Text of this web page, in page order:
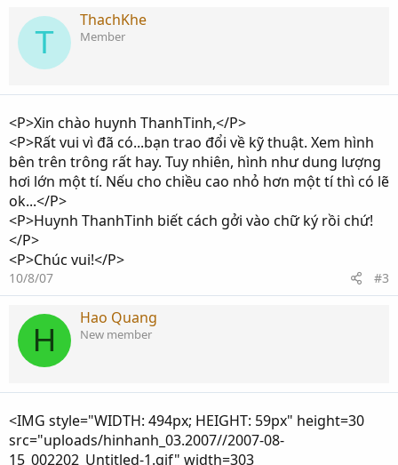
T
ThachKhe
Member
<P>Xin chào huynh ThanhTinh,</P>
<P>Rất vui vì đã có...bạn trao đổi về kỹ thuật. Xem hình
bên trên trông rất hay. Tuy nhiên, hình như dung lượng
hơi lớn một tí. Nếu cho chiều cao nhỏ hơn một tí thì có lẽ
ok...</P>
<P>Huynh ThanhTinh biết cách gởi vào chữ ký rồi chứ!
</P>
<P>Chúc vui!</P>
10/8/07 #3
H
Hao Quang
New member
<IMG style="WIDTH: 494px; HEIGHT: 59px" height=30
src="uploads/hinhanh_03.2007//2007-08-
15_002202_Untitled-1.gif" width=303